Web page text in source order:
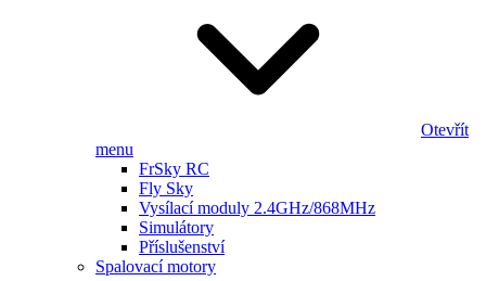
Otevřít
menu
FrSky RC
Fly Sky
Vysílací moduly 2.4GHz/868MHz
Simulátory
Příslušenství
Spalovací motory